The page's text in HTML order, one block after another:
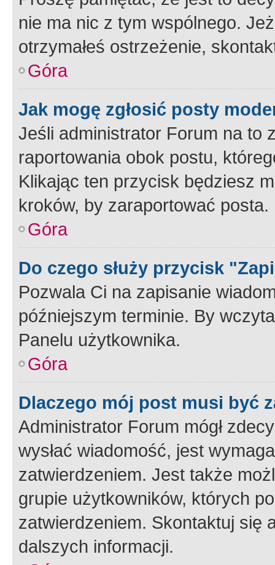
nie ma nic z tym wspólnego.
otrzymałeś ostrzeżenie,
Góra
Jak mogę zgłosić posty
Jeśli administrator Forum na to
raportowania obok postu,
Klikając ten przycisk będziesz
kroków, by zaraportować posta.
Góra
Do czego służy przycisk
Pozwala Ci na zapisanie
późniejszym terminie. By
Panelu użytkownika.
Góra
Dlaczego mój post musi być
Administrator Forum mógł
wysłać wiadomość, jest
zatwierdzeniem. Jest także
grupie użytkowników, których
zatwierdzeniem. Skontaktuj się
dalszych informacji.